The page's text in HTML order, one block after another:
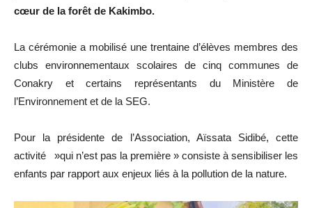
cœur de la forêt de Kakimbo.
La cérémonie a mobilisé une trentaine d’élèves membres des
clubs environnementaux scolaires de cinq communes de
Conakry et certains représentants du Ministère de
l’Environnement et de la SEG.
Pour la présidente de l’Association, Aïssata Sidibé, cette
activité »qui n’est pas la première » consiste à sensibiliser les
enfants par rapport aux enjeux liés à la pollution de la nature.